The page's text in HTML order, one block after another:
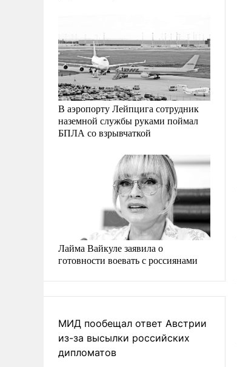
В аэропорту Лейпцига сотрудник
наземной службы руками поймал
БПЛА со взрывчаткой
Лайма Вайкуле заявила о
готовности воевать с россиянами
МИД пообещал ответ Австрии
из-за высылки российских
дипломатов